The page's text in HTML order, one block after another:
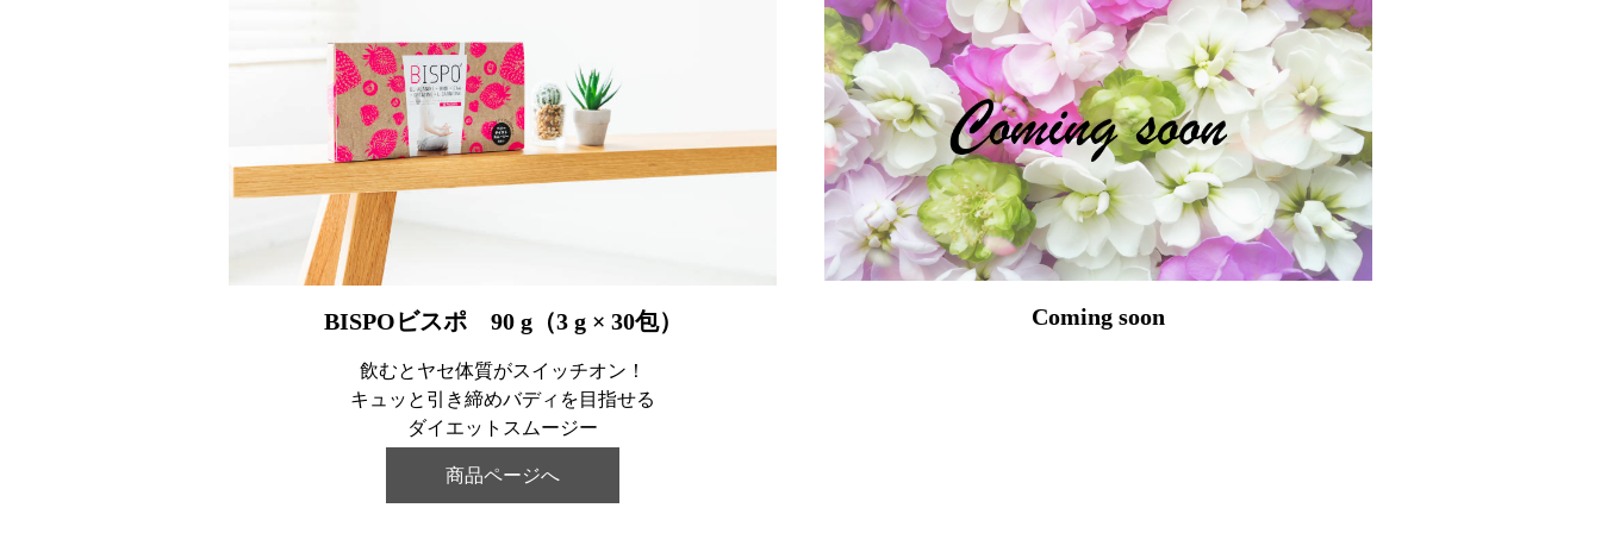
BISPOビスポ 90 g（3 g × 30包）
飲むとヤセ体質がスイッチオン！
キュッと引き締めバディを目指せる
ダイエットスムージー
商品ページへ
Coming soon